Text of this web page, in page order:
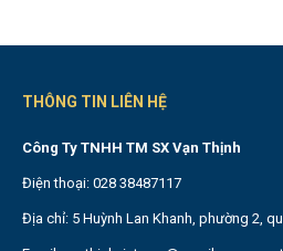
THÔNG TIN LIÊN HỆ
Công Ty TNHH TM SX Vạn Thịnh
Điện thoại: 028 38487117
Địa chỉ: 5 Huỳnh Lan Khanh, phường 2,